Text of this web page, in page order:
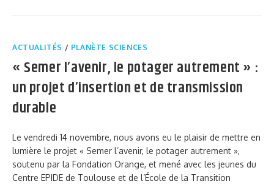
ACTUALITÉS / PLANÈTE SCIENCES
« Semer l’avenir, le potager autrement » :
un projet d’insertion et de transmission
durable
Le vendredi 14 novembre, nous avons eu le plaisir de mettre en
lumière le projet « Semer l’avenir, le potager autrement »,
soutenu par la Fondation Orange, et mené avec les jeunes du
Centre EPIDE de Toulouse et de l’École de la Transition